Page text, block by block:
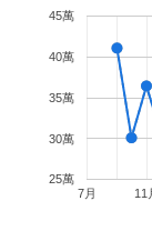
7月 11
25萬
30萬
35萬
40萬
45萬